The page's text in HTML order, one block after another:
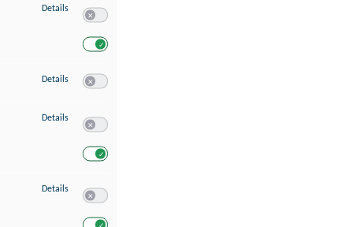
Details zu Messung der Werbeleistung
Details zu Messung der Performance von Inhalten
Details zu Analyse von Zielgruppen durch Statistiken oder Kombinationen von
Details zu Entwicklung und Verbesserung der Angebote